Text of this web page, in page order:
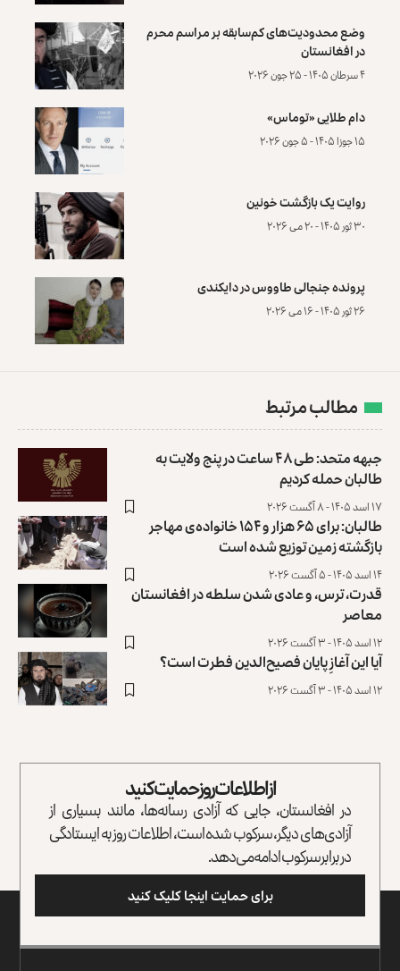
وضع محدودیت‌های کم‌سابقه بر مراسم محرم
در افغانستان
۴ سرطان ۱۴۰۵ - ۲۵ جون ۲۰۲۶
دام طلایی «توماس»
۱۵ جوزا ۱۴۰۵ - ۵ جون ۲۰۲۶
روایت یک بازگشت خونین
۳۰ ثور ۱۴۰۵ - ۲۰ می ۲۰۲۶
پرونده‌ جنجالی طاووس در دایکندی
۲۶ ثور ۱۴۰۵ - ۱۶ می ۲۰۲۶
مطالب مرتبط
جبهه متحد: طی ۴۸ ساعت در پنج ولایت به
طالبان حمله کردیم
۱۷ اسد ۱۴۰۵ - ۸ آگست ۲۰۲۶
طالبان: برای ۶۵ هزار و ۱۵۴ خانواده‌ی مهاجر
بازگشته زمین توزیع ‏شده است
۱۴ اسد ۱۴۰۵ - ۵ آگست ۲۰۲۶
قدرت، ترس، و عادی ‌شدن سلطه در افغانستان
معاصر
۱۲ اسد ۱۴۰۵ - ۳ آگست ۲۰۲۶
آیا این آغازِ پایان فصیح‌الدین فطرت است؟
۱۲ اسد ۱۴۰۵ - ۳ آگست ۲۰۲۶
از اطلاعات روز حمایت کنید
در افغانستان، جایی که آزادی رسانه‌ها، مانند بسیاری از
آزادی‌های دیگر، سرکوب شده است، اطلاعات روز به ایستادگی
در برابر سرکوب ادامه می‌دهد.
برای حمایت اینجا کلیک کنید